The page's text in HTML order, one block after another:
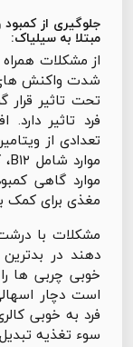
جلوگیری از
مبتلا به سیلیاک:
از مشکلات
شدت واکنش های
تحت تاثیر
فرد تاثیر
تعدادی از
موارد گاهی
مغذی برای کمک
مشکلات با
دهند در
خوبی چربی ها
است دچار
فرد به خوبی
سوء تغذیه